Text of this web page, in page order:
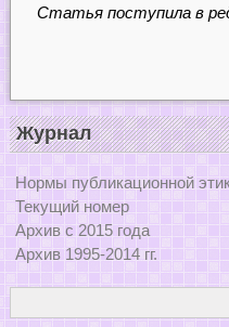
Статья поступила в
Журнал
Нормы публикационной
Текущий номер
Архив с 2015 года
Архив 1995-2014 гг.